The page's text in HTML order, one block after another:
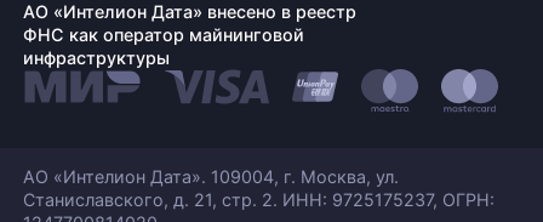
АО «Интелион Дата» внесено в реестр
ФНС как оператор майнинговой
инфраструктуры
АО «Интелион Дата». 109004, г. Москва, ул.
Станиславского, д. 21, стр. 2. ИНН: 9725175237, ОГРН: